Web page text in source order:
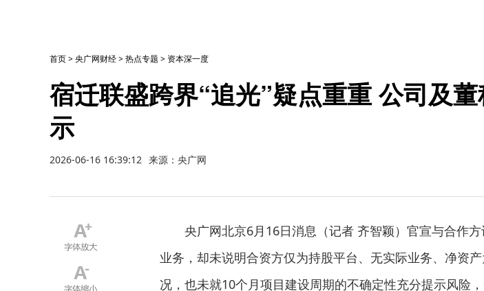
首页>央广网财经>热点专题 > 资本深一度
宿迁联盛跨界“追光”疑点重重 公司及
示
2026-06-16 16:39:12 来源：央广网
央广网北京6月16日消息（记者 齐智颖）官宣与合作
业务，却未说明合资方仅为持股平台、无实际业务、净资
况，也未就10个月项目建设周期的不确定性充分提示风险